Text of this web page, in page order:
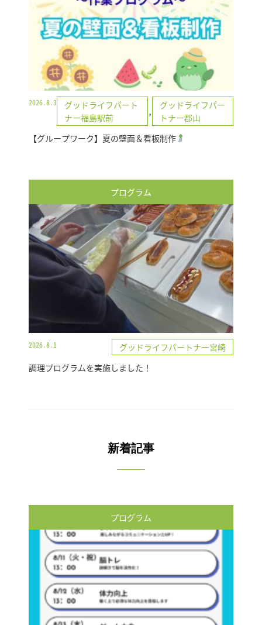
2026.8.3
グッドライフパート
ナー福島駅前
,
グッドライフパー
トナー郡山
【グループワーク】夏の壁面＆看板制作
プログラム
2026.8.1
グッドライフパートナー宮崎
調理プログラムを実施しました！
新着記事
プログラム